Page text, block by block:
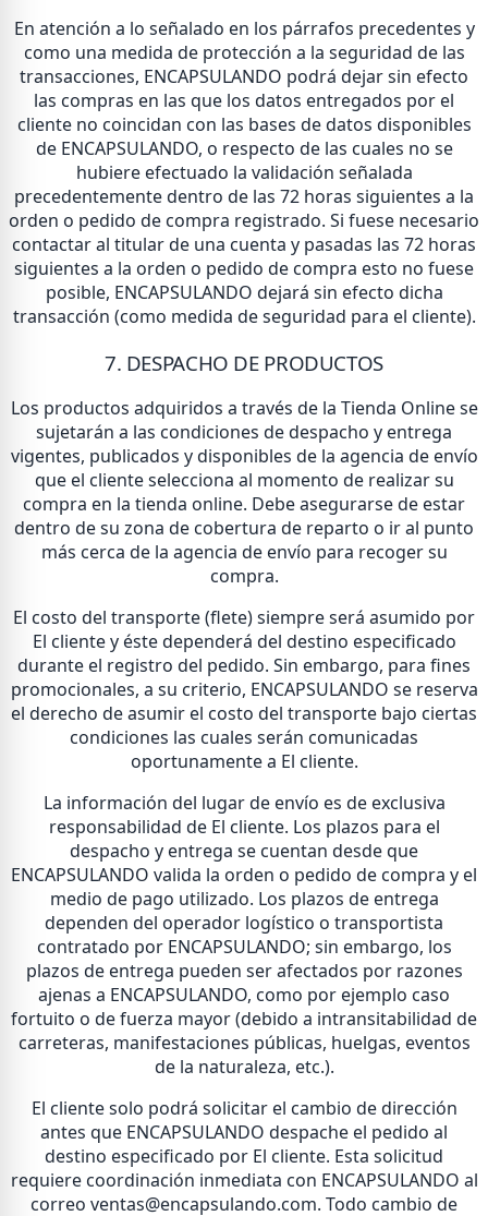
En atención a lo señalado en los párrafos precedentes y
como una medida de protección a la seguridad de las
transacciones, ENCAPSULANDO podrá dejar sin efecto
las compras en las que los datos entregados por el
cliente no coincidan con las bases de datos disponibles
de ENCAPSULANDO, o respecto de las cuales no se
hubiere efectuado la validación señalada
precedentemente dentro de las 72 horas siguientes a la
orden o pedido de compra registrado. Si fuese necesario
contactar al titular de una cuenta y pasadas las 72 horas
siguientes a la orden o pedido de compra esto no fuese
posible, ENCAPSULANDO dejará sin efecto dicha
transacción (como medida de seguridad para el cliente).
7. DESPACHO DE PRODUCTOS
Los productos adquiridos a través de la Tienda Online se
sujetarán a las condiciones de despacho y entrega
vigentes, publicados y disponibles de la agencia de envío
que el cliente selecciona al momento de realizar su
compra en la tienda online. Debe asegurarse de estar
dentro de su zona de cobertura de reparto o ir al punto
más cerca de la agencia de envío para recoger su
compra.
El costo del transporte (flete) siempre será asumido por
El cliente y éste dependerá del destino especificado
durante el registro del pedido. Sin embargo, para fines
promocionales, a su criterio, ENCAPSULANDO se reserva
el derecho de asumir el costo del transporte bajo ciertas
condiciones las cuales serán comunicadas
oportunamente a El cliente.
La información del lugar de envío es de exclusiva
responsabilidad de El cliente. Los plazos para el
despacho y entrega se cuentan desde que
ENCAPSULANDO valida la orden o pedido de compra y el
medio de pago utilizado. Los plazos de entrega
dependen del operador logístico o transportista
contratado por ENCAPSULANDO; sin embargo, los
plazos de entrega pueden ser afectados por razones
ajenas a ENCAPSULANDO, como por ejemplo caso
fortuito o de fuerza mayor (debido a intransitabilidad de
carreteras, manifestaciones públicas, huelgas, eventos
de la naturaleza, etc.).
El cliente solo podrá solicitar el cambio de dirección
antes que ENCAPSULANDO despache el pedido al
destino especificado por El cliente. Esta solicitud
requiere coordinación inmediata con ENCAPSULANDO al
correo ventas@encapsulando.com. Todo cambio de